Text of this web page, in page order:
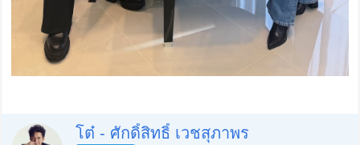
โต๋ - ศักดิ์สิทธิ์ เวชสุภาพร